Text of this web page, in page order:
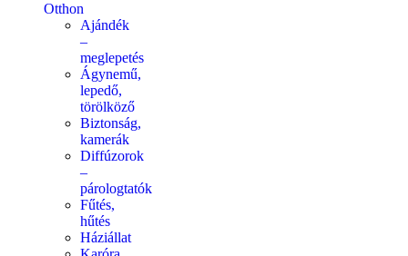
Otthon
Ajándék
–
meglepetés
Ágynemű,
lepedő,
törölköző
Biztonság,
kamerák
Diffúzorok
–
párologtatók
Fűtés,
hűtés
Háziállat